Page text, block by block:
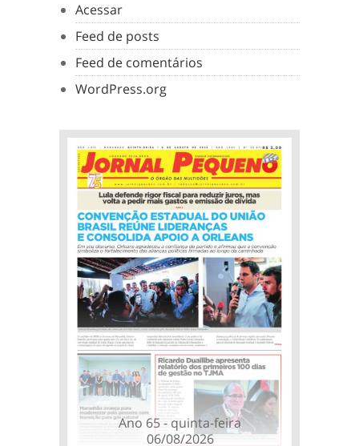
Acessar
Feed de posts
Feed de comentários
WordPress.org
Ano 65 - quinta-feira
06/08/2026